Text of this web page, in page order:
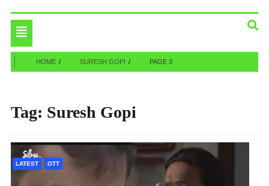
Silma.in
Toggle
navigation
HOME SURESH GOPI PAGE 3
Tag: Suresh Gopi
LATEST OTT